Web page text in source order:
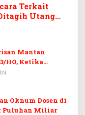
Terkait
Utang
Mantan
HO, Ketika
Pemerasan
Oknum Dosen di
Puluhan Miliar